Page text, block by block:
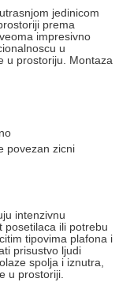
jedinicom
prema
impresivno
u
u prostoriju. Montaza
povezan zicni
intenzivnu
posetilaca ili potrebu
tipovima plafona i
prisustvo ljudi
spolja i iznutra,
u prostoriji.